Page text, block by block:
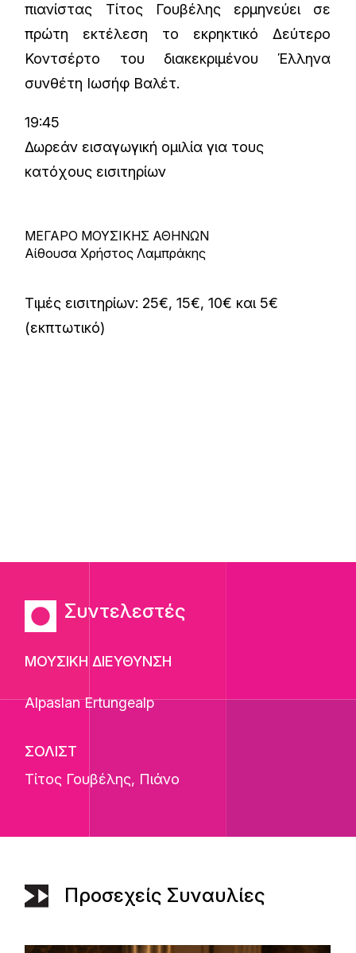
πιανίστας Τίτος Γουβέλης ερμηνεύει σε
πρώτη εκτέλεση το εκρηκτικό Δεύτερο
Κοντσέρτο του διακεκριμένου Έλληνα
συνθέτη Ιωσήφ Βαλέτ.
19:45
Δωρεάν εισαγωγική ομιλία για τους
κατόχους εισιτηρίων
ΜΕΓΑΡΟ ΜΟΥΣΙΚΗΣ ΑΘΗΝΩΝ
Αίθουσα Χρήστος Λαμπράκης
Τιμές εισιτηρίων: 25€, 15€, 10€ και 5€
(εκπτωτικό)
Συντελεστές
ΜΟΥΣΙΚΗ ΔΙΕΥΘΥΝΣΗ
Alpaslan Ertungealp
ΣΟΛΙΣΤ
Τίτος Γουβέλης, Πιάνο
Προσεχείς Συναυλίες